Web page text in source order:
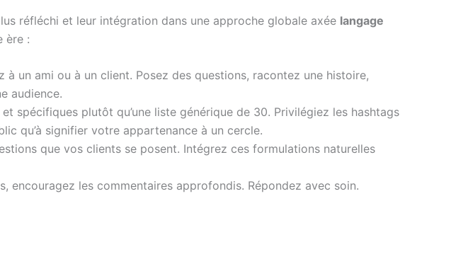
réfléchi et leur intégration dans une approche globale axée langage
ère :
un ami ou à un client. Posez des questions, racontez une histoire,
audience.
et spécifiques plutôt qu’une liste générique de 30. Privilégiez les hashtags
qu’à signifier votre appartenance à un cercle.
que vos clients se posent. Intégrez ces formulations naturelles
encouragez les commentaires approfondis. Répondez avec soin.